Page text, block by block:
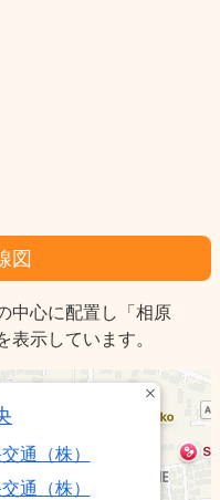
図
中心に配置し「相原
示しています。
通（株）
通（株）